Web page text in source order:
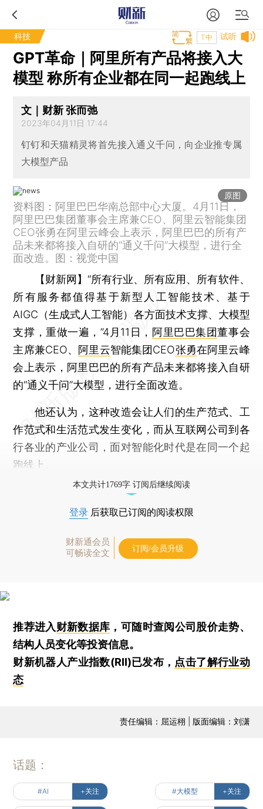
科技 试听
T中
GPT革命｜阿里所有产品将接入大
模型 称所有企业都在同一起跑线上
文｜财新 张而弛
2023年04月11日 17:44
钉钉和天猫精灵将首先接入通义千问，向企业推专属
大模型产品
原图
资料图：阿里巴巴华南总部中心大厦。4月11日，
阿里巴巴集团董事会主席兼CEO、阿里云智能集团
CEO张勇在阿里云峰会上表示，阿里巴巴的所有产
品未来都将接入自研的“通义千问”大模型，进行全
面改造。图：视觉中国
【财新网】 “所有行业、所有应用、所有软件、
所有服务都值得基于新型人工智能技术、基于
AIGC（生成式人工智能）各方面技术支撑、大模型
支撑，重做一遍，”4月11日， 阿里巴巴集团董事会
主席兼CEO、 阿里云智能集团CEO张勇在阿里云峰
会上表示，阿里巴巴的所有产品未来都将接入自研
的“通义千问”大模型，进行全面改造。
他还认为，这种改造会让人们的生产范式、工
作范式和生活范式发生变化，而从互联网公司到各
行各业的产业公司，面对智能化时代是在同一个起
跑线上。
本文共计1769字 订阅后继续阅读
登录 后获取已订阅的阅读权限
财新通会员
可畅读全文
订阅/会员升级
推荐进入财新数据库 ，可随时查阅公司股价走势、
结构人员变化等投资信息。
财新机器人产业指数(RII)已发布， 点击了解行业动
态
责任编辑：屈运栩 | 版面编辑：刘潇
话题：
#AI +关注 #大模型 +关注